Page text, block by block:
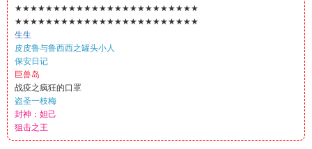
★★★★★★★★★★★★★★★★★★★★★★★★
★★★★★★★★★★★★★★★★★★★★★★★★
生生
皮皮鲁与鲁西西之罐头小人
保安日记
巨兽岛
战疫之疯狂的口罩
盗圣一枝梅
封神：妲己
狙击之王